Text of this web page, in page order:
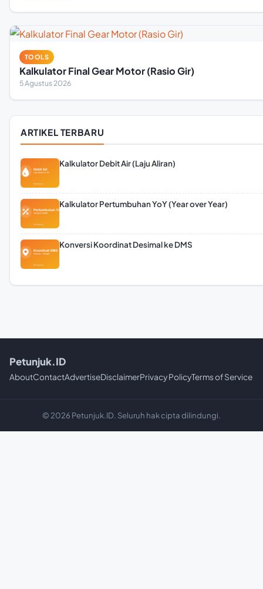
TOOLS
Kalkulator Final Gear Motor (Rasio Gir)
5 Agustus 2026
ARTIKEL TERBARU
Kalkulator Debit Air (Laju Aliran)
Kalkulator Pertumbuhan YoY (Year over Year)
Konversi Koordinat Desimal ke DMS
Petunjuk.ID
AboutContactAdvertiseDisclaimerPrivacy PolicyTerms of Service
© 2026 Petunjuk.ID. Seluruh hak cipta dilindungi.